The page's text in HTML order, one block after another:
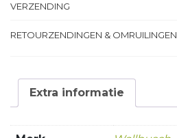
VERZENDING
RETOURZENDINGEN & OMRUILINGEN
Extra informatie